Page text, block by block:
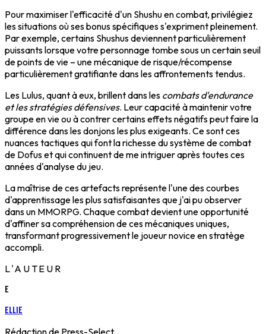
Pour maximiser l'efficacité d'un Shushu en combat, privilégiez
les situations où ses bonus spécifiques s'expriment pleinement.
Par exemple, certains Shushus deviennent particulièrement
puissants lorsque votre personnage tombe sous un certain seuil
de points de vie – une mécanique de risque/récompense
particulièrement gratifiante dans les affrontements tendus.
Les Lulus, quant à eux, brillent dans les combats d'endurance
et les stratégies défensives. Leur capacité à maintenir votre
groupe en vie ou à contrer certains effets négatifs peut faire la
différence dans les donjons les plus exigeants. Ce sont ces
nuances tactiques qui font la richesse du système de combat
de Dofus et qui continuent de me intriguer après toutes ces
années d'analyse du jeu.
La maîtrise de ces artefacts représente l'une des courbes
d'apprentissage les plus satisfaisantes que j'ai pu observer
dans un MMORPG. Chaque combat devient une opportunité
d'affiner sa compréhension de ces mécaniques uniques,
transformant progressivement le joueur novice en stratège
accompli.
L'AUTEUR
E
Ellie